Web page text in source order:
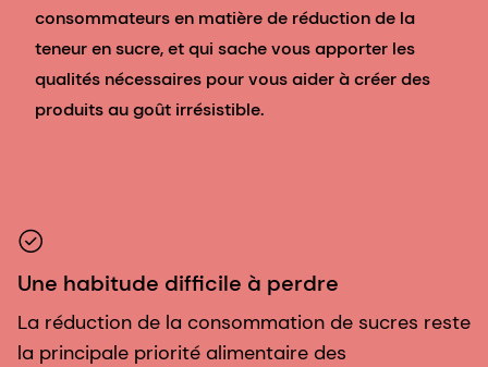
consommateurs en matière de réduction de la
teneur en sucre, et qui sache vous apporter les
qualités nécessaires pour vous aider à créer des
produits au goût irrésistible.
Une habitude difficile à perdre
La réduction de la consommation de sucres reste
la principale priorité alimentaire des